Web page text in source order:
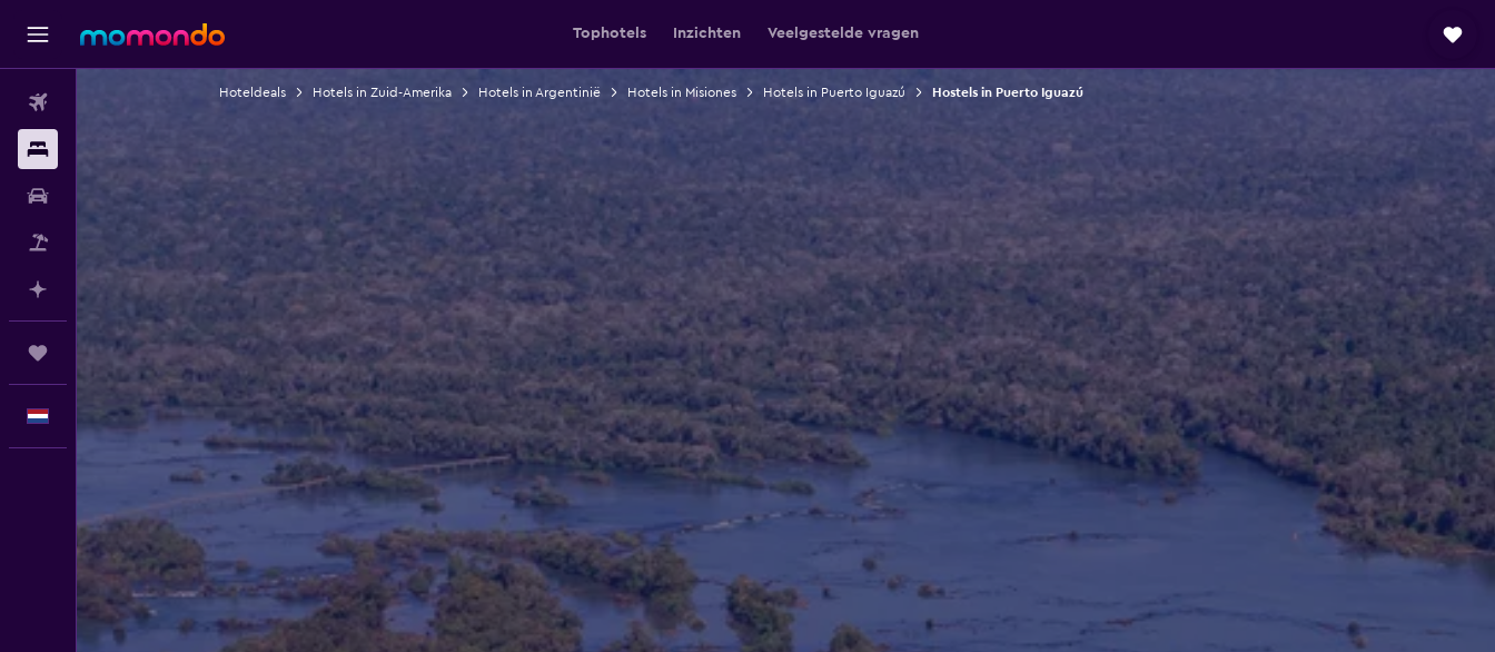
Tophotels Inzichten Veelgestelde vragen
Autoverhuur
Nederlands
Hoteldeals Hotels in Zuid-Amerika Hotels in Argentinië Hotels in Misiones Hotels in Puerto Iguazú Hostels in Puerto Iguazú